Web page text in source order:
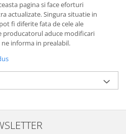
pagina si face eforturi
actualizate. Singura situatie in
fi diferite fata de cele ale
producatorul aduce modificari
informa in prealabil.